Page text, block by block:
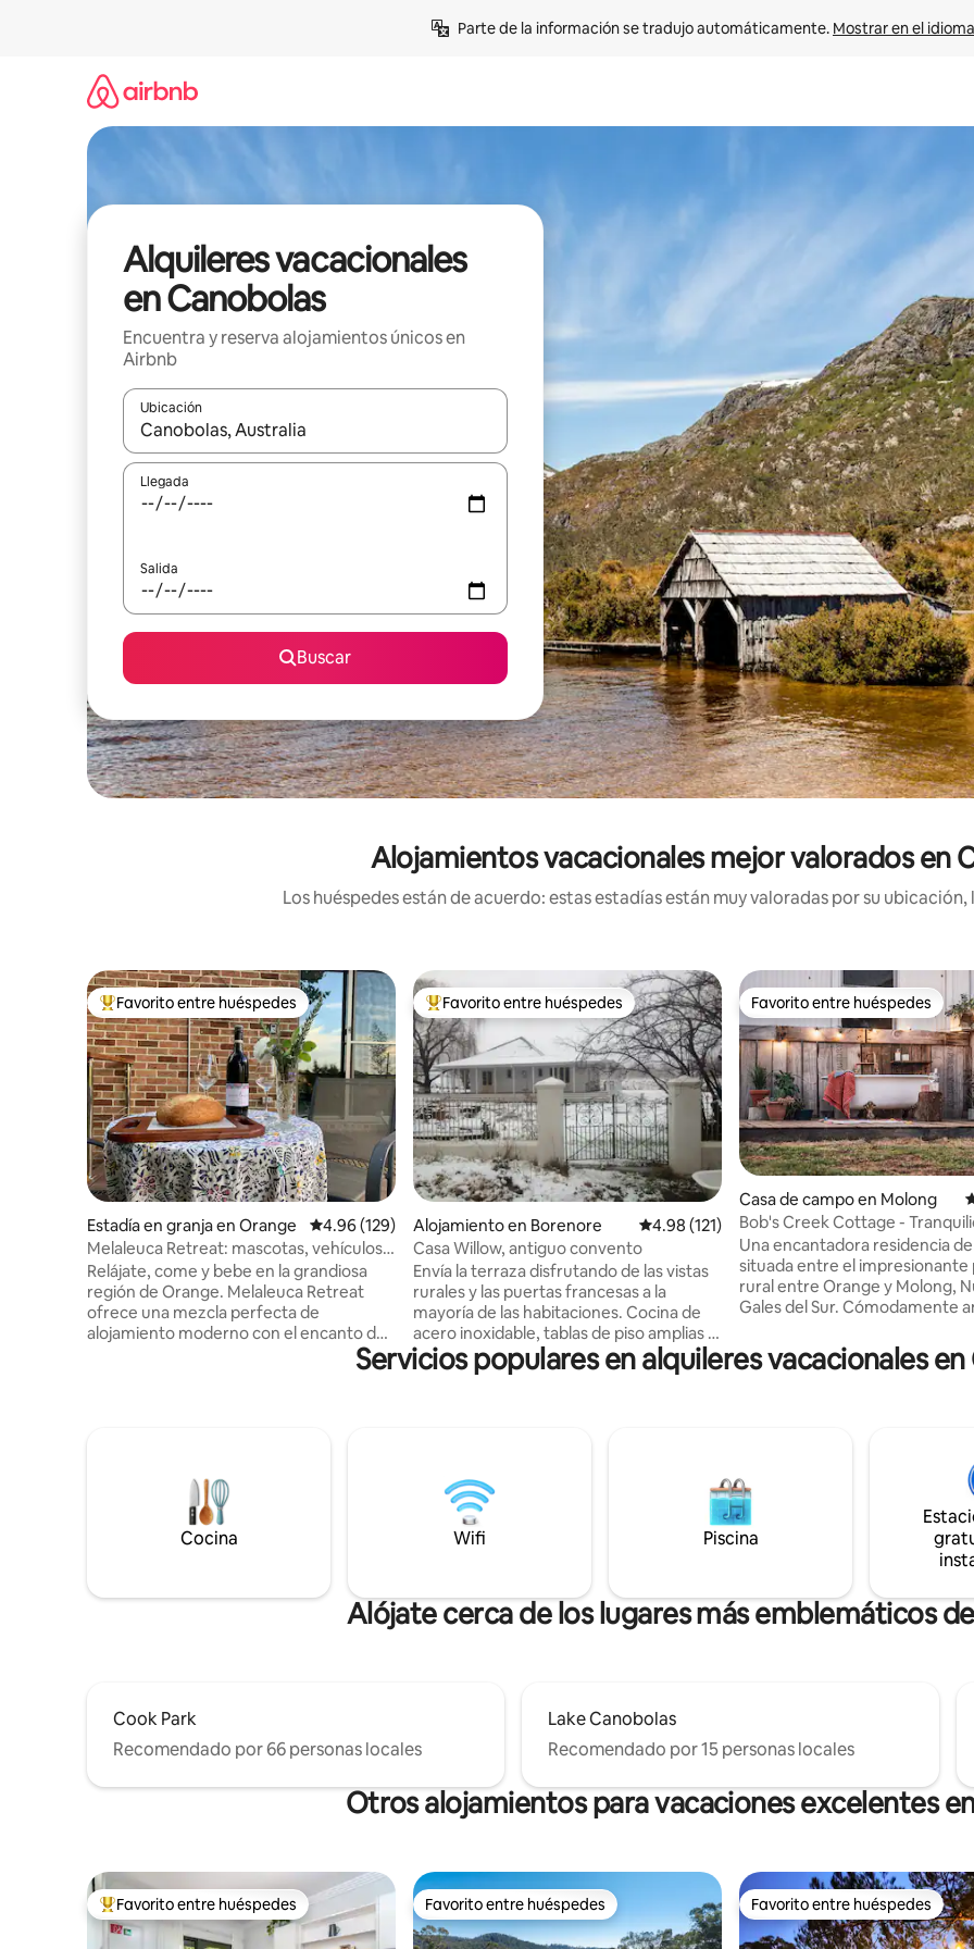
Parte de la información se tradujo automáticamente. Mostrar en el
Alquileres vacacionales
en Canobolas
Encuentra y reserva alojamientos únicos en
Airbnb
Ubicación
Cuando los resultados estén disponibles, navega con las teclas de flecha hacia arriba y hacia abajo o explora con el
Llegada
Salida
Buscar
Alojamientos vacacionales mejor valorados en
Los huéspedes están de acuerdo: estas estadías están muy valoradas por su
Favorito entre huéspedes preferido
Favorito entre huéspedes
Estadía en granja en Orange Calificación promedio: 4.96 de 5, 129 reseñas
4.96 (129)
Melaleuca Retreat: mascotas, vehículos
eléctricos, bodegas y buena comida
Relájate, come y bebe en la grandiosa
región de Orange. Melaleuca Retreat
ofrece una mezcla perfecta de
alojamiento moderno con el encanto de
un retiro rural. Ubicado en el extremo de
Orange entre pequeñas residencias de
contemplan los tranquilos terrenos
abiertos que albergan muchas aves
autóctonas, así como nuestros animales
Favorito entre huéspedes preferido
Favorito entre huéspedes
Alojamiento en Borenore Calificación promedio: 4.98 de 5, 121 reseñas
4.98 (121)
Casa Willow, antiguo convento
Envía la terraza disfrutando de las vistas
rurales y las puertas francesas a la
mayoría de las habitaciones. Cocina de
acero inoxidable, tablas de piso amplias y
antiguas. Techos altos. A diez minutos de
Orange y cerca de bodegas locales y
yogur, jugos, masa madre local,
mermelada y queso. También se
proporciona café, leche y una selección
de tés. Old Convent Cottage también se
Favorito entre huéspedes
Favorito entre huéspedes
Casa de campo en Molong
Bob's Creek Cottage -
de Orange y Molong.
Una encantadora residencia
situada entre el impresionante
rural entre Orange y Molong,
Gales del Sur. Cómodamente
dos generosos dormitorios
queen. Relájate al aire libre en el lujoso
hermosas vistas y los cielos
solo 10 minutos de Molong o a
minutos de Orange con
huertos a lo largo del camino. Una
escapada tranquila al campo
Servicios populares en alquileres vacacionales
Cocina Wifi Piscina
Alójate cerca de los lugares más emblemáticos
Cook Park
Recomendado por 66 personas locales
Lake Canobolas
Recomendado por 15 personas locales
Otros alojamientos para vacaciones excelentes
Favorito entre huéspedes preferido
Favorito entre huéspedes Favorito entre huéspedes
Favorito entre huéspedes Favorito entre huéspedes
Favorito entre huéspedes